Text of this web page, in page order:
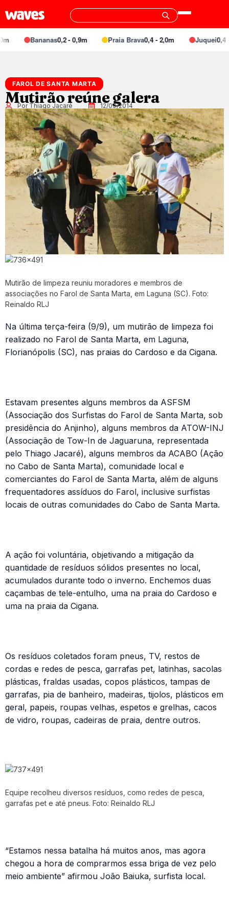
Bananas0,2 - 0,9m Praia Brava0,4 - 2,0m Juquei0,4 -
FAROL DE SANTA MARTA
Mutirão reúne galera
Por Thiago Jacaré 12/09/2014
Mutirão de limpeza reuniu moradores e membros de
associações no Farol de Santa Marta, em Laguna (SC). Foto:
Reinaldo RLJ
Na última terça-feira (9/9), um mutirão de limpeza foi
realizado no Farol de Santa Marta, em Laguna,
Florianópolis (SC), nas praias do Cardoso e da Cigana.
Estavam presentes alguns membros da ASFSM
(Associação dos Surfistas do Farol de Santa Marta, sob
presidência do Anjinho), alguns membros da ATOW-INJ
(Associação de Tow-In de Jaguaruna, representada
pelo Thiago Jacaré), alguns membros da ACABO (Ação
no Cabo de Santa Marta), comunidade local e
comerciantes do Farol de Santa Marta, além de alguns
frequentadores assíduos do Farol, inclusive surfistas
locais de outras comunidades do Cabo de Santa Marta.
A ação foi voluntária, objetivando a mitigação da
quantidade de resíduos sólidos presentes no local,
acumulados durante todo o inverno. Enchemos duas
caçambas de tele-entulho, uma na praia do Cardoso e
uma na praia da Cigana.
Os resíduos coletados foram pneus, TV, restos de
cordas e redes de pesca, garrafas pet, latinhas, sacolas
plásticas, fraldas usadas, copos plásticos, tampas de
garrafas, pia de banheiro, madeiras, tijolos, plásticos em
geral, papeis, roupas velhas, espetos e grelhas, cacos
de vidro, roupas, cadeiras de praia, dentre outros.
Equipe recolheu diversos resíduos, como redes de pesca,
garrafas pet e até pneus. Foto: Reinaldo RLJ
“Estamos nessa batalha há muitos anos, mas agora
chegou a hora de comprarmos essa briga de vez pelo
meio ambiente” afirmou João Baiuka, surfista local.